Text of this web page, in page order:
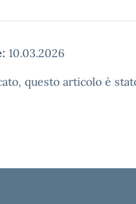
10.03.2026
questo articolo è